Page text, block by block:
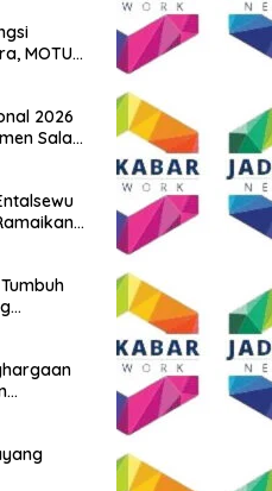
MOTU
2026
Salam